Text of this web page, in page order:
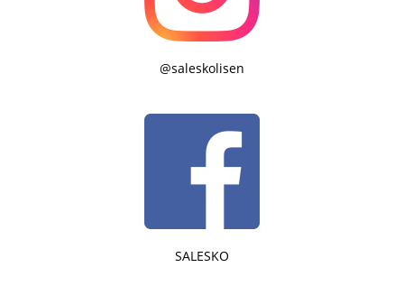
@saleskolisen
SALESKO